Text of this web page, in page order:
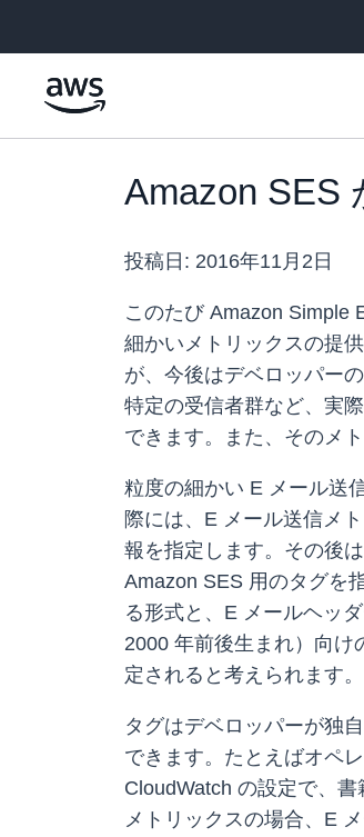
Amazon SES
投稿日: 2016年11月2日
このたび Amazon Simple
細かいメトリックスの提
が、今後はデベロッパー
特定の受信者群など、実
できます。また、そのメ
粒度の細かい E メール送
際には、E メール送信メ
報を指定します。その後
Amazon SES 用のタグを
る形式と、E メールヘッ
2000 年前後生まれ）向け
定されると考えられます。
タグはデベロッパーが独
できます。たとえばオペ
CloudWatch の設定で、
メトリックスの場合、E